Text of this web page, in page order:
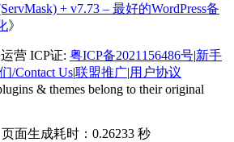
+ v7.73 – 最好的WordPress备
》
营 ICP证: 粤ICP备2021156486号|新手
/Contact Us|联盟推广|用户协议
& themes belong to their original
页面生成耗时：0.26233 秒